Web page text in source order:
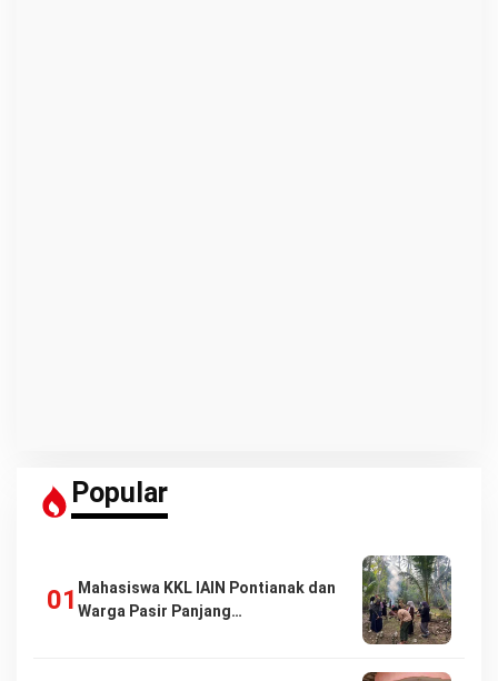
Popular
Mahasiswa KKL IAIN Pontianak dan
Warga Pasir Panjang…